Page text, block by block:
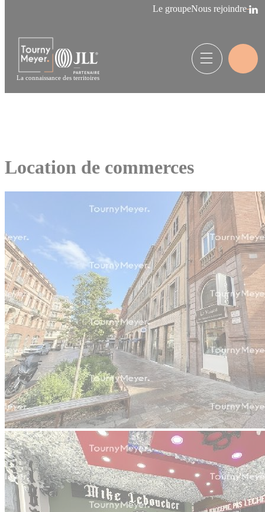
Le groupeNous rejoindre
La connaissance des territoires
Location de commerces